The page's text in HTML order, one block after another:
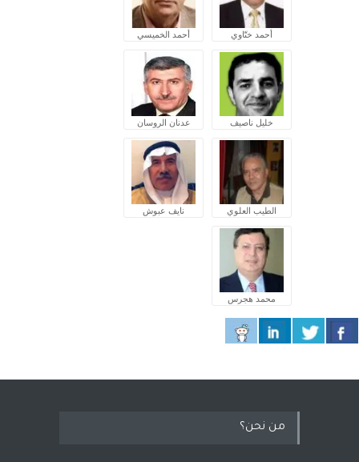
أحمد ختّاوي أحمد الخميسي
خليل ناصيف عدنان الروسان
الطيب العلوي نايف عبوش
محمد هجرس
من نحن؟